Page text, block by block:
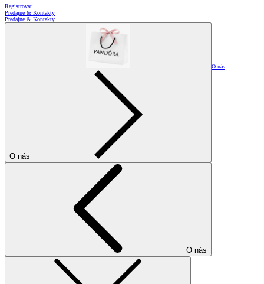
Registrovať
Predajne & Kontakty
Predajne & Kontakty
O nás
O nás
O nás